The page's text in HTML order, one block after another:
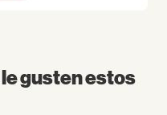
gusten estos